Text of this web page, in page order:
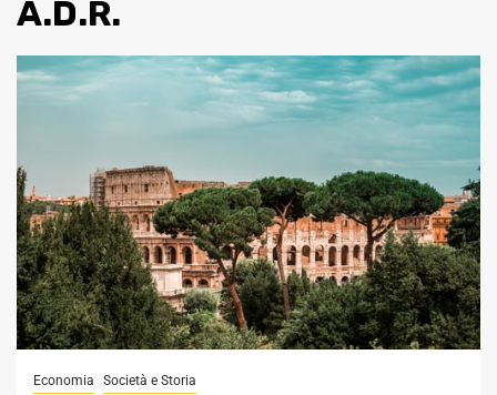
A.D.R.
Economia Società e Storia